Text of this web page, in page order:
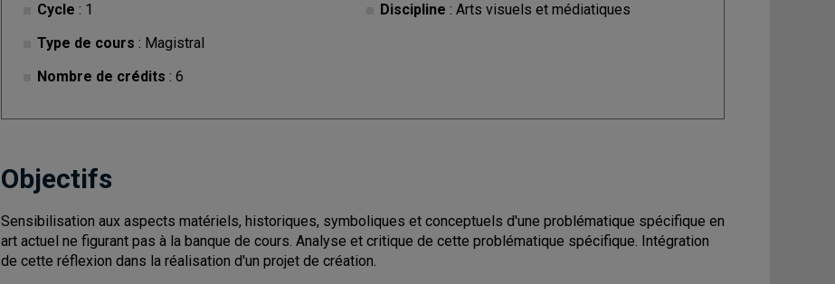
Cycle : 1
Type de cours : Magistral
Nombre de crédits : 6
Discipline : Arts visuels et médiatiques
Objectifs
Sensibilisation aux aspects matériels, historiques, symboliques et conceptuels d'une problématique spécifique en
art actuel ne figurant pas à la banque de cours. Analyse et critique de cette problématique spécifique. Intégration
de cette réflexion dans la réalisation d'un projet de création.